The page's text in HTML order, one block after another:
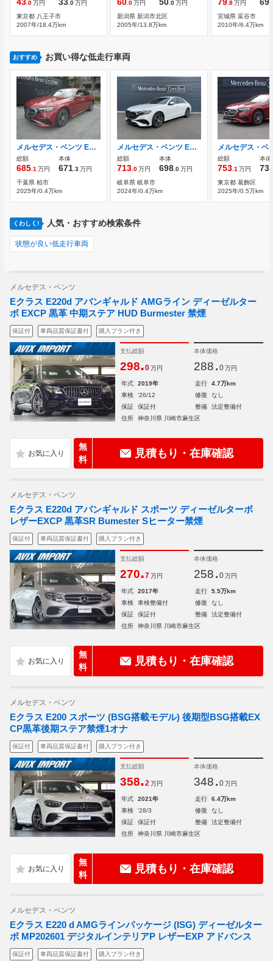
.0万円 .0万円
東京都 八王子市
2007年/18.4万km
.0万円 .0万円
新潟県 新潟市北区
2005年/13.8万km
.8万円
宮城県 富谷市
2010年/6.4万km
おすすめ お買い得な低走行車両
メルセデス・ベンツ Eクラス E200 アバンギャルド AMGラインパッケージ (ISG搭載モデル) MP202501
総額
685.1万円
本体
671.3万円
千葉県 柏市
2025年/0.4万km
メルセデス・ベンツ Eクラス E220 d アバンギャルド AMGラインパッケージ(ISG搭載モデル)ディーゼルターボMP202401
総額
713.0万円
本体
698.0万円
岐阜県 岐阜市
2024年/0.4万km
総額
753.1万円
本体
東京都 葛飾区
2025年/0.5万km
くわしく! 人気・おすすめ検索条件
状態が良い低走行車両
メルセデス・ベンツ
Eクラス E220d アバンギャルド AMGライン ディーゼルター
ボ EXCP 黒革 中期ステア HUD Burmester 禁煙
保証付 車両品質保証書付 購入プラン付き
支払総額
298.0 万円
本体価格
288. 0 万円
年式 2019年 走行
4.7万km
車検
'26/12 修復
なし
保証
保証付 整備
法定整備付
住所
神奈川県 川崎市麻生区
無
料
見積もり・在庫確認
メルセデス・ベンツ
Eクラス E220d アバンギャルド スポーツ ディーゼルターボ
レザーEXCP 黒革SR Bumester Sヒーター禁煙
保証付 車両品質保証書付 購入プラン付き
支払総額
270.7 万円
本体価格
258. 0 万円
年式 2017年 走行
5.5万km
車検
車検整備付 修復
なし
保証
保証付 整備
法定整備付
住所
神奈川県 川崎市麻生区
無
料
見積もり・在庫確認
メルセデス・ベンツ
Eクラス E200 スポーツ (BSG搭載モデル) 後期型BSG搭載EX
CP黒革後期ステア禁煙1オナ
保証付 車両品質保証書付 購入プラン付き
支払総額
358.2 万円
本体価格
348. 0 万円
年式 2021年 走行
6.4万km
車検
'28/3 修復
なし
保証
保証付 整備
法定整備付
住所
神奈川県 川崎市麻生区
無
料
見積もり・在庫確認
メルセデス・ベンツ
Eクラス E220 d AMGラインパッケージ (ISG) ディーゼルター
ボ MP202601 デジタルインテリアP レザーEXP アドバンス
保証付 車両品質保証書付 購入プラン付き